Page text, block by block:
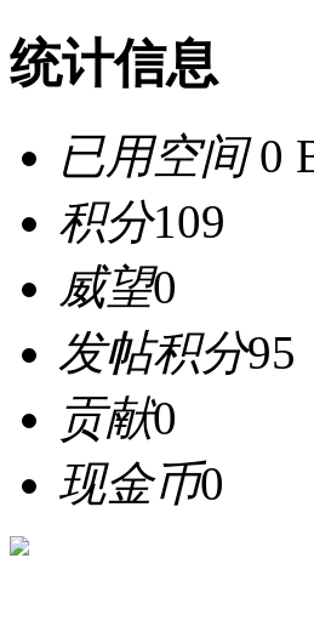
统计信息
已用空间0
积分109
威望0
发帖积分95
贡献0
现金币0